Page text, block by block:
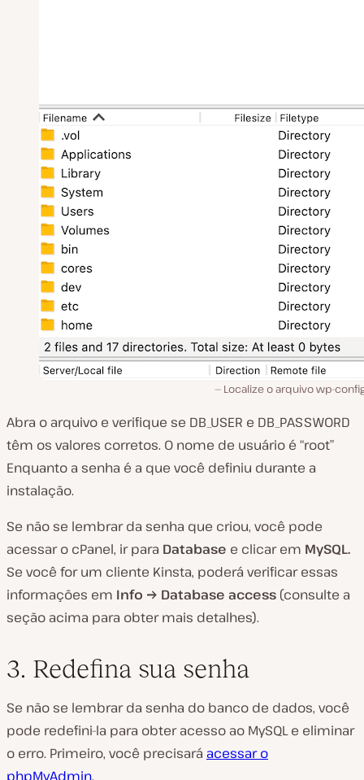
Localize o arquivo wp-
Abra o arquivo e verifique se DB_USER e DB_PASSWORD
têm os valores corretos. O nome de usuário é “root”
Enquanto a senha é a que você definiu durante a
instalação.
Se não se lembrar da senha que criou, você pode
acessar o cPanel, ir para Database e clicar em MySQL.
Se você for um cliente Kinsta, poderá verificar essas
informações em Info → Database access (consulte a
seção acima para obter mais detalhes).
3. Redefina sua senha
Se não se lembrar da senha do banco de dados, você
pode redefini-la para obter acesso ao MySQL e eliminar
o erro. Primeiro, você precisará acessar o
phpMyAdmin.